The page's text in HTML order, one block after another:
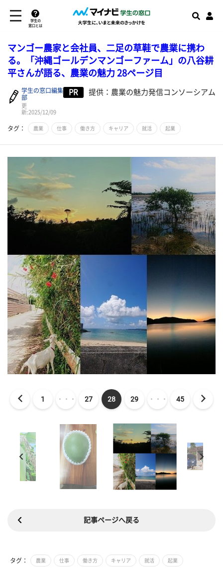
学生の
窓口とは
マンゴー農家と会社員、二足の草鞋で農業に携わ
る。「沖縄ゴールデンマンゴーファーム」の八谷耕
平さんが語る、農業の魅力 28ページ目
学生の窓口編集
部
更
新:2025/12/09
PR 提供：農業の魅力発信コンソーシアム
タグ： 農業 仕事 働き方 キャリア 就活 起業
1 ・・・ 27 28 29 ・・・ 45
記事ページへ戻る
タグ： 農業 仕事 働き方 キャリア 就活 起業